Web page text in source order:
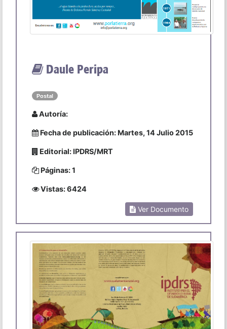
Daule Peripa
Postal
Autoría:
Fecha de publicación: Martes, 14 Julio 2015
Editorial: IPDRS/MRT
Páginas: 1
Vistas: 6424
Ver Documento